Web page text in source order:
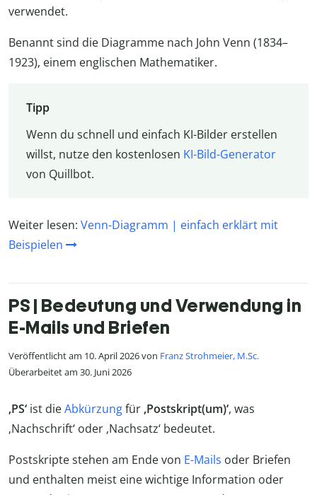
verwendet.
Benannt sind die Diagramme nach John Venn (1834–
1923), einem englischen Mathematiker.
Tipp
Wenn du schnell und einfach KI-Bilder erstellen
willst, nutze den kostenlosen KI-Bild-Generator
von Quillbot.
Weiter lesen: Venn-Diagramm | einfach erklärt mit
Beispielen
PS | Bedeutung und Verwendung in
E-Mails und Briefen
Veröffentlicht am 10. April 2026 von Franz Strohmeier, M.Sc.
Überarbeitet am 30. Juni 2026
‚PS‘ ist dieAbkürzungfür ‚Postskript(um)‘, was
‚Nachschrift‘ oder ‚Nachsatz‘ bedeutet.
Postskripte stehen am Ende von E-Mails oder Briefen
und enthalten meist eine wichtige Information oder